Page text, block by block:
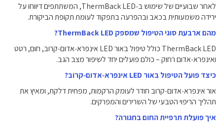
לאחר שבועיים של שימוש ב‑ThermBack LED, המשתתפים דיווחו על
ירידה משמעותית בכאב ובהפרעה בתפקוד לעומת תקופת הביקורת.
מהם ארבעת סוגי הטיפול שמספק ThermBack LED?
ThermBack LED כולל טיפול באור LED אינפרא‑אדום‑קרוב, חום, רטט
ואינפרא‑אדום רחוק – כולם פועלים יחד לשיפור מצב הגב.
כיצד פועל הטיפול באור LED אינפרא‑אדום‑קרוב?
אור אינפרא‑אדום‑קרוב חודר לעומק הרקמות, מפחית דלקת, ומאיץ את
תהליך הריפוי הטבעי של השרירים והמפרקים.
איך פועלת תרפיית החום בחגורה?